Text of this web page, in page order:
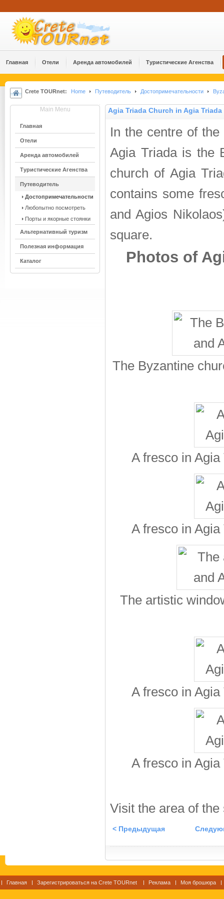
Главная Отели Аренда автомобилей Туристические Агенства
Crete TOURnet: Home Путеводитель Достопримечательности
Main Menu
Главная
Отели
Аренда автомобилей
Туристические Агенства
Путеводитель
Достопримечательности
Любопытно посмотреть
Порты и якорные стоянки
Альтернативный туризм
Полезная информация
Каталог
Agia Triada Church in Agia
In the centre of the
Agia Triada is the
church of Agia
contains some
and Agios
square.
Photos of
The Byzantine
A fresco in
A fresco in
The artistic
A fresco in
A fresco in
Visit the area of
< Предыдущая
Главная Зарегистрироваться на Crete TOURnet Реклама Моя брошюра